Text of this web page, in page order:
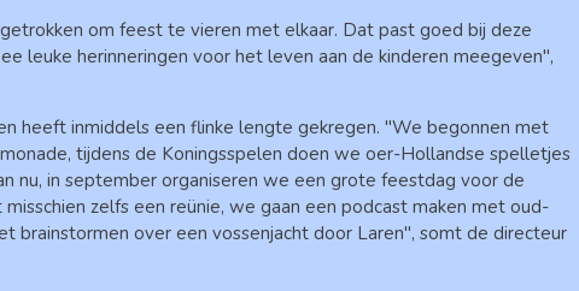
om feest te vieren met elkaar. Dat past goed bij deze
leuke herinneringen voor het leven aan de kinderen meegeven",
heeft inmiddels een flinke lengte gekregen. "We begonnen met
tijdens de Koningsspelen doen we oer-Hollandse spelletjes
nu, in september organiseren we een grote feestdag voor de
zelfs een reünie, we gaan een podcast maken met oud-
brainstormen over een vossenjacht door Laren", somt de directeur